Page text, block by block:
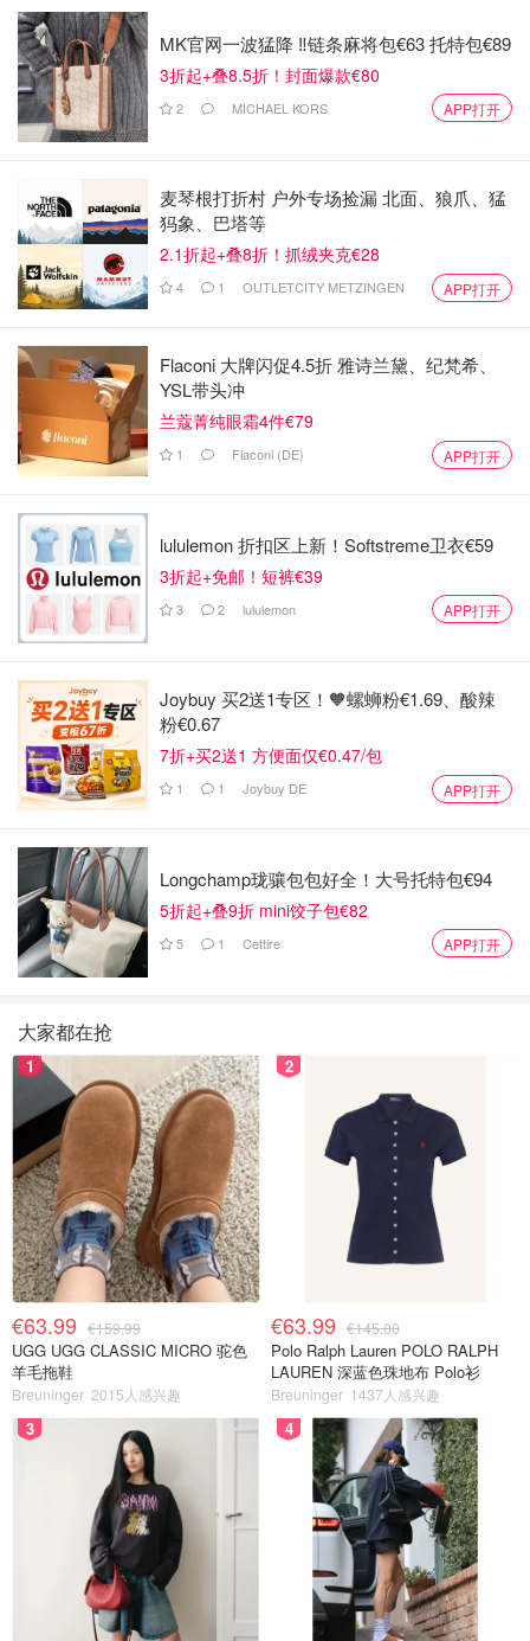
MK官网一波猛降 ‼️链条麻将包€63 托特包€89
3折起+叠8.5折！封面爆款€80
2 MICHAEL KORS APP打开
麦琴根打折村 户外专场捡漏 北面、狼爪、猛
犸象、巴塔等
2.1折起+叠8折！抓绒夹克€28
4 1 OUTLETCITY METZINGEN APP打开
Flaconi 大牌闪促4.5折 雅诗兰黛、纪梵希、
YSL带头冲
兰蔻菁纯眼霜4件€79
1 Flaconi (DE) APP打开
lululemon 折扣区上新！Softstreme卫衣€59
3折起+免邮！短裤€39
3 2 lululemon APP打开
Joybuy 买2送1专区！🧡螺蛳粉€1.69、酸辣
粉€0.67
7折+买2送1 方便面仅€0.47/包
1 1 Joybuy DE APP打开
Longchamp珑骧包包好全！大号托特包€94
5折起+叠9折 mini饺子包€82
5 1 Cettire APP打开
大家都在抢
1
€63.99 €159.99
UGG UGG CLASSIC MICRO 驼色
羊毛拖鞋
Breuninger 2015人感兴趣
2
€63.99 €145.00
Polo Ralph Lauren POLO RALPH
LAUREN 深蓝色珠地布 Polo衫
Breuninger 1437人感兴趣
3 4